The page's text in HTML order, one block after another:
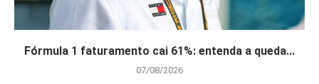
Fórmula 1 faturamento cai 61%: entenda a queda...
07/08/2026